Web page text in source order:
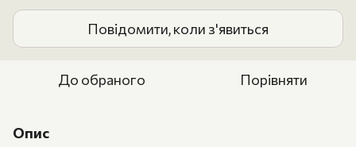
Повідомити, коли з'явиться
До обраного Порівняти
Опис